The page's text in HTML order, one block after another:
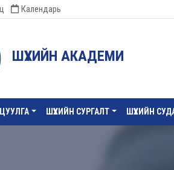
Календарь
ШҮҮХИЙН АКАДЕМИ
ШҮҮХИЙН СУРГАЛТ ШҮҮХИЙН